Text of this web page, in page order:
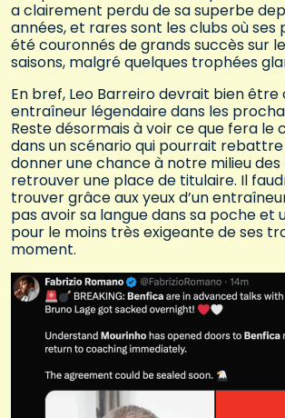
a clairement perdu de sa superbe
années, et rares sont les clubs où ses
été couronnés de grands succès sur
saisons, malgré quelques trophées
En bref, Leo Barreiro devrait bien
entraîneur légendaire dans les
Reste désormais à voir ce que fera le
dans un scénario qui pourrait
donner une chance à notre milieu des
retrouver une place de titulaire. Il
trouver grâce aux yeux d’un
pas avoir sa langue dans sa poche et
pour le moins très exigeante de ses
moment.